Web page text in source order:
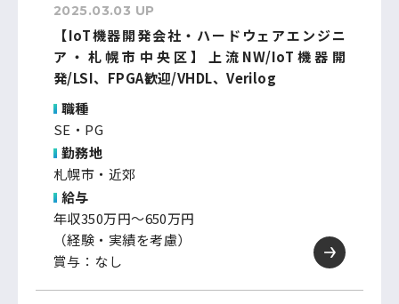
2025.03.03 UP
【IoT機器開発会社・ハードウェアエンジニ
ア・札幌市中央区】上流NW/IoT機器開
発/LSI、FPGA歓迎/VHDL、Verilog
職種
SE・PG
勤務地
札幌市・近郊
給与
年収350万円～650万円
（経験・実績を考慮）
賞与：なし